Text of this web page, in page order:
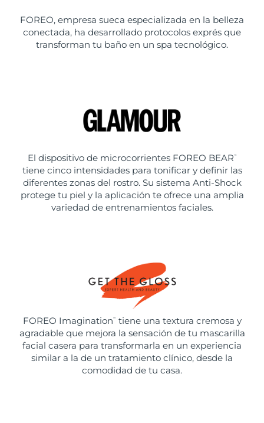
FOREO, empresa sueca especializada en la belleza
conectada, ha desarrollado protocolos exprés que
transforman tu baño en un spa tecnológico.
El dispositivo de microcorrientes FOREO BEAR ™
tiene cinco intensidades para tonificar y definir las
diferentes zonas del rostro. Su sistema Anti-Shock
protege tu piel y la aplicación te ofrece una amplia
variedad de entrenamientos faciales.
FOREO Imagination ™
tiene una textura cremosa y
agradable que mejora la sensación de tu mascarilla
facial casera para transformarla en un experiencia
similar a la de un tratamiento clínico, desde la
comodidad de tu casa.